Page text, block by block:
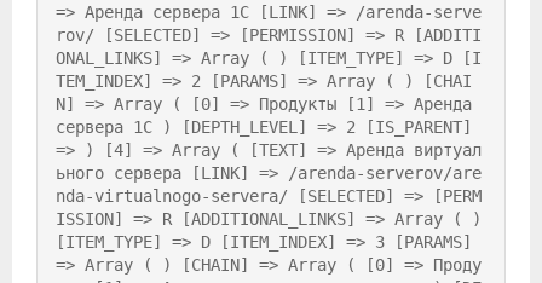
=> Аренда сервера 1С [LINK] => /arenda-serve
rov/ [SELECTED] => [PERMISSION] => R [ADDITI
ONAL_LINKS] => Array ( ) [ITEM_TYPE] => D [I
TEM_INDEX] => 2 [PARAMS] => Array ( ) [CHAI
N] => Array ( [0] => Продукты [1] => Аренда
сервера 1С ) [DEPTH_LEVEL] => 2 [IS_PARENT]
=> ) [4] => Array ( [TEXT] => Аренда виртуал
ьного сервера [LINK] => /arenda-serverov/are
nda-virtualnogo-servera/ [SELECTED] => [PERM
ISSION] => R [ADDITIONAL_LINKS] => Array ( )
[ITEM_TYPE] => D [ITEM_INDEX] => 3 [PARAMS]
=> Array ( ) [CHAIN] => Array ( [0] => Проду